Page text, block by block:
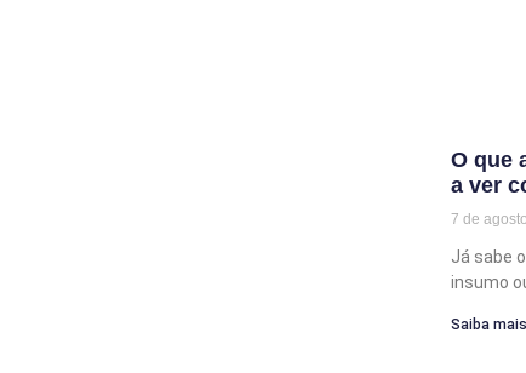
O que
a ver
7 de
Já sabe
insumo
Saiba